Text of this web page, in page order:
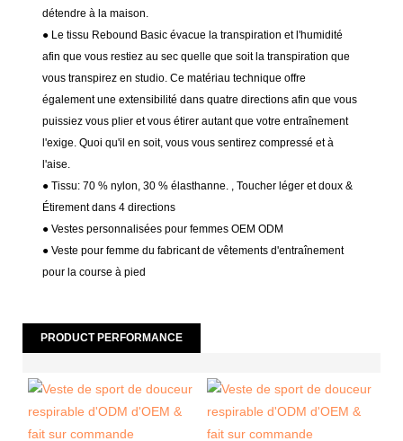
détendre à la maison.
● Le tissu Rebound Basic évacue la transpiration et l'humidité
afin que vous restiez au sec quelle que soit la transpiration que
vous transpirez en studio. Ce matériau technique offre
également une extensibilité dans quatre directions afin que vous
puissiez vous plier et vous étirer autant que votre entraînement
l'exige. Quoi qu'il en soit, vous vous sentirez compressé et à
l'aise.
● Tissu:70 % nylon, 30 % élasthanne. , Toucher léger et doux &
Étirement dans 4 directions
● Vestes personnalisées pour femmes OEM ODM
● Veste pour femme du fabricant de vêtements d'entraînement
pour la course à pied
PRODUCT PERFORMANCE